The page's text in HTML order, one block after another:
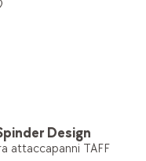
Design
attaccapanni TAFF